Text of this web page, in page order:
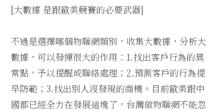
[大數據 是跟歐美競賽的必要武器]
不過是選擇哪個物聯網類別，收集大數據，分析大
數據，可以發揮很大的作用：1.找出客戶行為的異
常點，予以提醒或聯絡處理；2.預測客戶的行為提
早防範；3.找出別人沒發現的商機。目前歐美跟中
國都已經全力在發展這塊了，台灣做物聯網不能忽